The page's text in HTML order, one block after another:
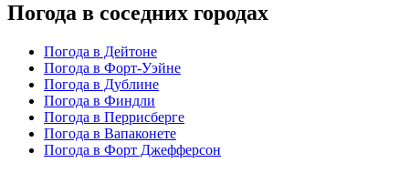
Погода в соседних городах
Погода в Дейтоне
Погода в Форт-Уэйне
Погода в Дублине
Погода в Финдли
Погода в Перрисберге
Погода в Вапаконете
Погода в Форт Джефферсон